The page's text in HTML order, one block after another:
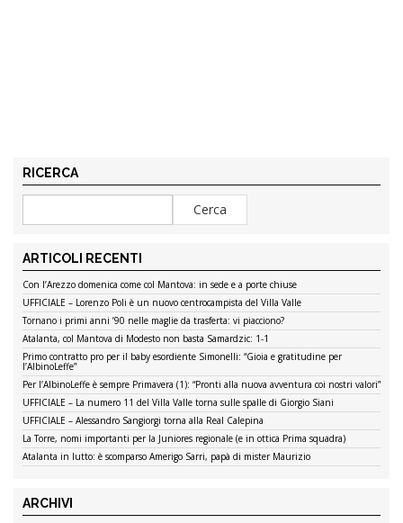
RICERCA
ARTICOLI RECENTI
Con l’Arezzo domenica come col Mantova: in sede e a porte chiuse
UFFICIALE – Lorenzo Poli è un nuovo centrocampista del Villa Valle
Tornano i primi anni ’90 nelle maglie da trasferta: vi piacciono?
Atalanta, col Mantova di Modesto non basta Samardzic: 1-1
Primo contratto pro per il baby esordiente Simonelli: “Gioia e gratitudine per
l’AlbinoLeffe”
Per l’AlbinoLeffe è sempre Primavera (1): “Pronti alla nuova avventura coi nostri valori”
UFFICIALE – La numero 11 del Villa Valle torna sulle spalle di Giorgio Siani
UFFICIALE – Alessandro Sangiorgi torna alla Real Calepina
La Torre, nomi importanti per la Juniores regionale (e in ottica Prima squadra)
Atalanta in lutto: è scomparso Amerigo Sarri, papà di mister Maurizio
ARCHIVI